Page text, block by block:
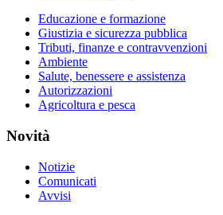
Educazione e formazione
Giustizia e sicurezza pubblica
Tributi, finanze e contravvenzioni
Ambiente
Salute, benessere e assistenza
Autorizzazioni
Agricoltura e pesca
Novità
Notizie
Comunicati
Avvisi